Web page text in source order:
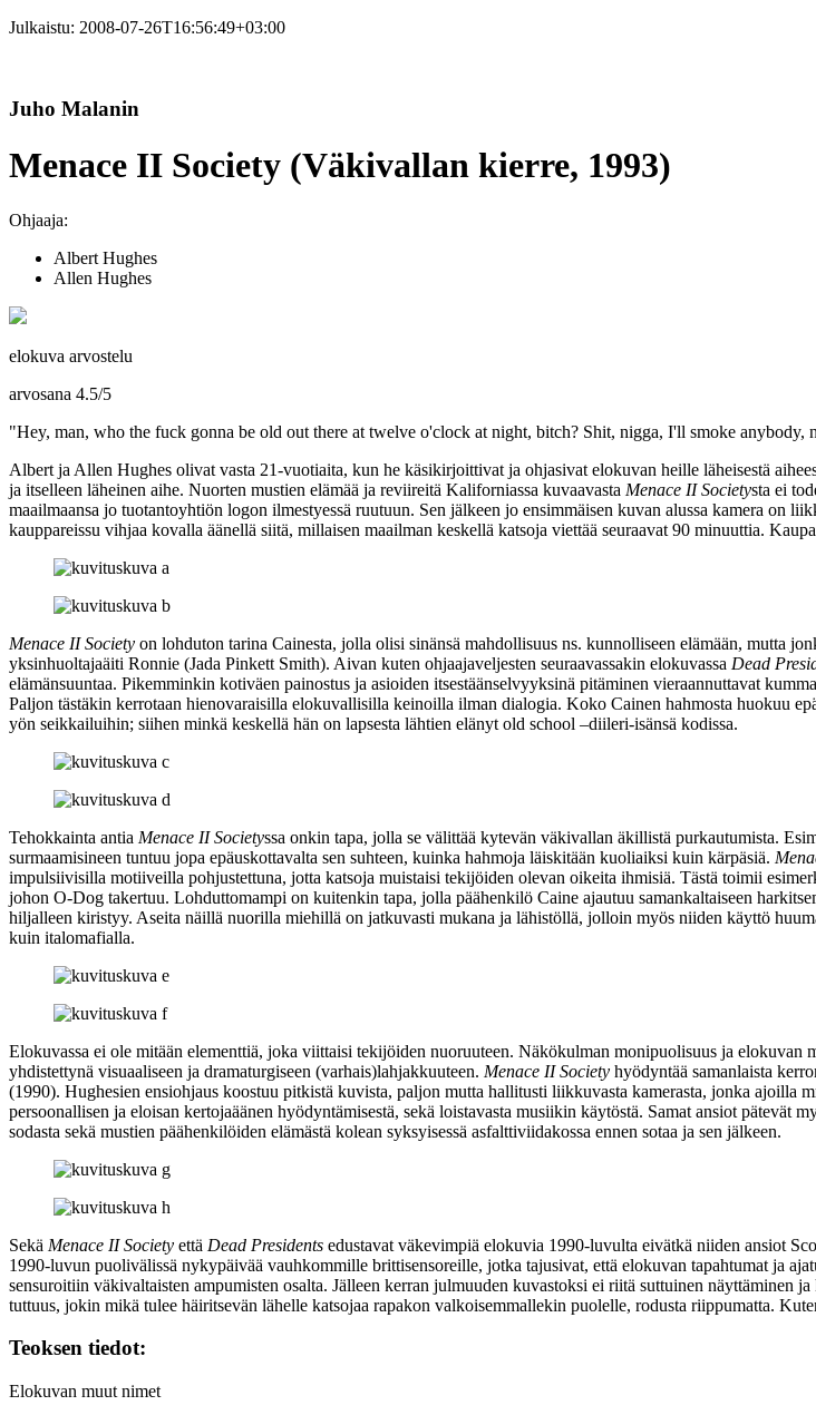
Julkaistu: 2008-07-26T16:56:49+03:00
Juho Malanin
Menace II Society (Väkivallan kierre, 1993)
Ohjaaja:
Albert Hughes
Allen Hughes
elokuva arvostelu
arvosana 4.5/5
"Hey, man, who the fuck gonna be old out there at twelve o'clock at night, bitch? Shit, nigga, I'll smoke
Albert ja Allen Hughes olivat vasta 21‑vuotiaita, kun he käsikirjoittivat ja ohjasivat elokuvan heille läheisestä
ja itselleen läheinen aihe. Nuorten mustien elämää ja reviireitä Kaliforniassa kuvaavasta Menace II Societysta ei
maailmaansa jo tuotantoyhtiön logon ilmestyessä ruutuun. Sen jälkeen jo ensimmäisen kuvan alussa kamera on
kauppareissu vihjaa kovalla äänellä siitä, millaisen maailman keskellä katsoja viettää seuraavat 90 minuuttia.
Menace II Society on lohduton tarina Cainesta, jolla olisi sinänsä mahdollisuus ns. kunnolliseen elämään, mutta
yksinhuoltajaäiti Ronnie (Jada Pinkett Smith). Aivan kuten ohjaajaveljesten seuraavassakin elokuvassa Dead
elämänsuuntaa. Pikemminkin kotiväen painostus ja asioiden itsestäänselvyyksinä pitäminen vieraannuttavat
Paljon tästäkin kerrotaan hienovaraisilla elokuvallisilla keinoilla ilman dialogia. Koko Cainen hahmosta huokuu
yön seikkailuihin; siihen minkä keskellä hän on lapsesta lähtien elänyt old school –diileri-isänsä kodissa.
Tehokkainta antia Menace II Societyssa onkin tapa, jolla se välittää kytevän väkivallan äkillistä purkautumista.
surmaamisineen tuntuu jopa epäuskottavalta sen suhteen, kuinka hahmoja läiskitään kuoliaiksi kuin kärpäsiä.
impulsiivisilla motiiveilla pohjustettuna, jotta katsoja muistaisi tekijöiden olevan oikeita ihmisiä. Tästä toimii
johon O‑Dog takertuu. Lohduttomampi on kuitenkin tapa, jolla päähenkilö Caine ajautuu samankaltaiseen
hiljalleen kiristyy. Aseita näillä nuorilla miehillä on jatkuvasti mukana ja lähistöllä, jolloin myös niiden käyttö
kuin italomafialla.
Elokuvassa ei ole mitään elementtiä, joka viittaisi tekijöiden nuoruuteen. Näkökulman monipuolisuus ja elokuvan
yhdistettynä visuaaliseen ja dramaturgiseen (varhais)lahjakkuuteen. Menace II Society hyödyntää samanlaista
(1990). Hughesien ensiohjaus koostuu pitkistä kuvista, paljon mutta hallitusti liikkuvasta kamerasta, jonka ajoilla
persoonallisen ja eloisan kertojaäänen hyödyntämisestä, sekä loistavasta musiikin käytöstä. Samat ansiot pätevät
sodasta sekä mustien päähenkilöiden elämästä kolean syksyisessä asfalttiviidakossa ennen sotaa ja sen jälkeen.
Sekä Menace II Society että Dead Presidents edustavat väkevimpiä elokuvia 1990‑luvulta eivätkä niiden ansiot
1990‑luvun puolivälissä nykypäivää vauhkommille brittisensoreille, jotka tajusivat, että elokuvan tapahtumat ja
sensuroitiin väkivaltaisten ampumisten osalta. Jälleen kerran julmuuden kuvastoksi ei riitä suttuinen näyttäminen
tuttuus, jokin mikä tulee häiritsevän lähelle katsojaa rapakon valkoisemmallekin puolelle, rodusta riippumatta.
Teoksen tiedot:
Elokuvan muut nimet